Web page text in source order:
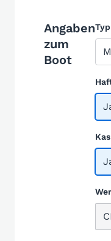
Angaben
zum
Boot
Typ